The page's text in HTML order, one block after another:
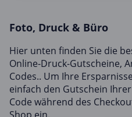
Mode & Accessoires
Shopping
Sonstiges
Sport & Freizeit
Urlaub & Reise
Foto, Druck & Büro
Hier unten finden Sie die
Online-Druck-Gutscheine,
Codes.. Um Ihre
einfach den Gutschein
Code während des